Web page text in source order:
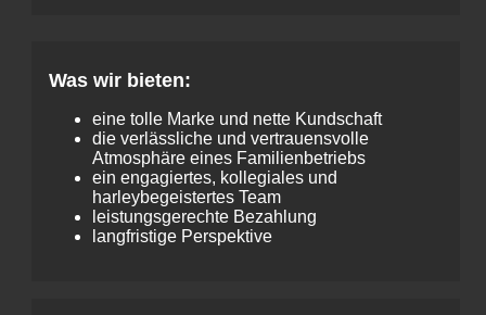
Was wir bieten:
eine tolle Marke und nette Kundschaft
die verlässliche und vertrauensvolle
Atmosphäre eines Familienbetriebs
ein engagiertes, kollegiales und
harleybegeistertes Team
leistungsgerechte Bezahlung
langfristige Perspektive